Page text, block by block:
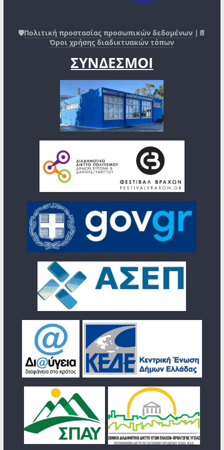
🛡️Πολιτική προστασίας προσωπικών δεδομένων |📄
Όροι χρήσης διαδικτυακών τόπων
ΣΥΝΔΕΣΜΟΙ